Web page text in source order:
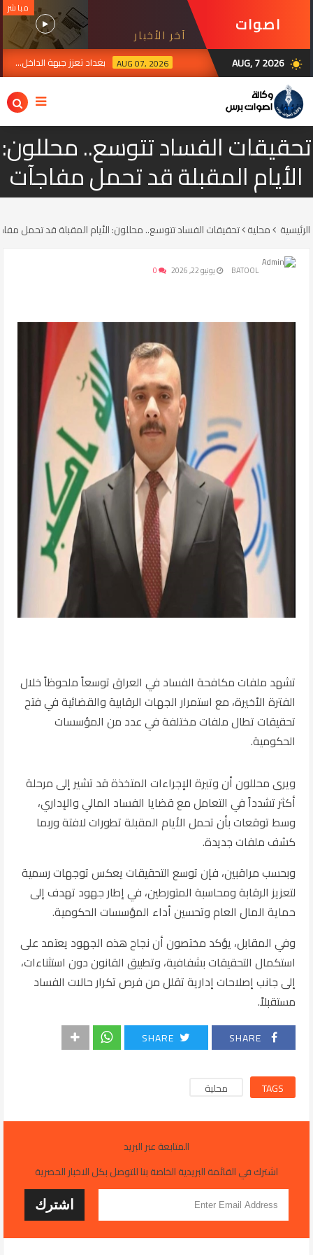
اصوات
برس
آخر الأخبار
مباشر
wb_sunny
AUG, 7 2026
AUG 07, 2026 بغداد تعزز جبهة الداخل... حصر
تحقيقات الفساد تتوسع.. محللون:
الأيام المقبلة قد تحمل مفاجآت
الرئيسية محلية تحقيقات الفساد تتوسع.. محللون: الأيام المقبلة قد تحمل
BATOOL يونيو 22, 2026
تشهد ملفات مكافحة الفساد في العراق توسعاً ملحوظاً خلال
الفترة الأخيرة، مع استمرار الجهات الرقابية والقضائية في فتح
تحقيقات تطال ملفات مختلفة في عدد من المؤسسات
الحكومية.
ويرى محللون أن وتيرة الإجراءات المتخذة قد تشير إلى مرحلة
أكثر تشدداً في التعامل مع قضايا الفساد المالي والإداري،
وسط توقعات بأن تحمل الأيام المقبلة تطورات لافتة وربما
كشف ملفات جديدة.
وبحسب مراقبين، فإن توسع التحقيقات يعكس توجهات رسمية
لتعزيز الرقابة ومحاسبة المتورطين، في إطار جهود تهدف إلى
حماية المال العام وتحسين أداء المؤسسات الحكومية.
وفي المقابل، يؤكد مختصون أن نجاح هذه الجهود يعتمد على
استكمال التحقيقات بشفافية، وتطبيق القانون دون استثناءات،
إلى جانب إصلاحات إدارية تقلل من فرص تكرار حالات الفساد
مستقبلاً.
SHARE
SHARE
TAGS محلية
المتابعة عبر البريد
اشترك في القائمة البريدية الخاصة بنا للتوصل بكل الاخبار الحصرية